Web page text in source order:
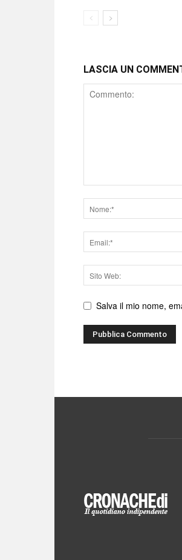
LASCIA UN
Comment
Nome
Email
Sito
web
Salva il mio nome,